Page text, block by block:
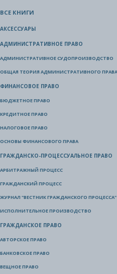
ВСЕ КНИГИ
АКСЕССУАРЫ
АДМИНИСТРАТИВНОЕ ПРАВО
АДМИНИСТРАТИВНОЕ СУДОПРОИЗВОДСТВО
ОБЩАЯ ТЕОРИЯ АДМИНИСТРАТИВНОГО ПРАВА
ФИНАНСОВОЕ ПРАВО
БЮДЖЕТНОЕ ПРАВО
КРЕДИТНОЕ ПРАВО
НАЛОГОВОЕ ПРАВО
ОСНОВЫ ФИНАНСОВОГО ПРАВА
ГРАЖДАНСКО-ПРОЦЕССУАЛЬНОЕ ПРАВО
АРБИТРАЖНЫЙ ПРОЦЕСС
ГРАЖДАНСКИЙ ПРОЦЕСС
ЖУРНАЛ "ВЕСТНИК ГРАЖДАНСКОГО ПРОЦЕССА"
ИСПОЛНИТЕЛЬНОЕ ПРОИЗВОДСТВО
ГРАЖДАНСКОЕ ПРАВО
АВТОРСКОЕ ПРАВО
БАНКОВСКОЕ ПРАВО
ВЕЩНОЕ ПРАВО